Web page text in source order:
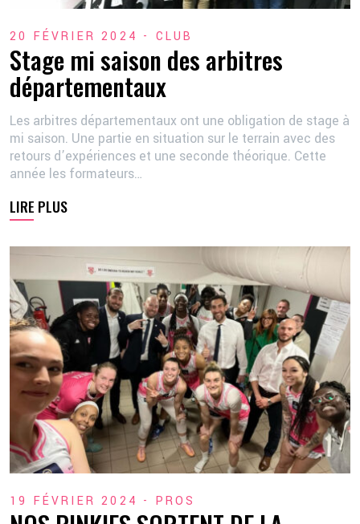
20 FÉVRIER 2024 - CLUB
Stage mi saison des arbitres
départementaux
Les arbitres départementaux ont une obligation de stage à
mi saison. Une partie en situation sur le terrain avec des
retours d’expériences et une seconde théorique. Cette
année les formateurs…
LIRE PLUS
19 FÉVRIER 2024 - PROS